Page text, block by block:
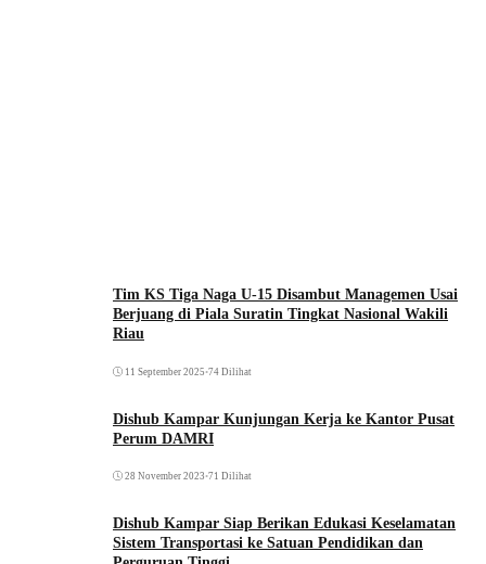
Tim KS Tiga Naga U-15 Disambut Managemen Usai
Berjuang di Piala Suratin Tingkat Nasional Wakili
Riau
11 September 2025 •74 Dilihat
Dishub Kampar Kunjungan Kerja ke Kantor Pusat
Perum DAMRI
28 November 2023 •71 Dilihat
Dishub Kampar Siap Berikan Edukasi Keselamatan
Sistem Transportasi ke Satuan Pendidikan dan